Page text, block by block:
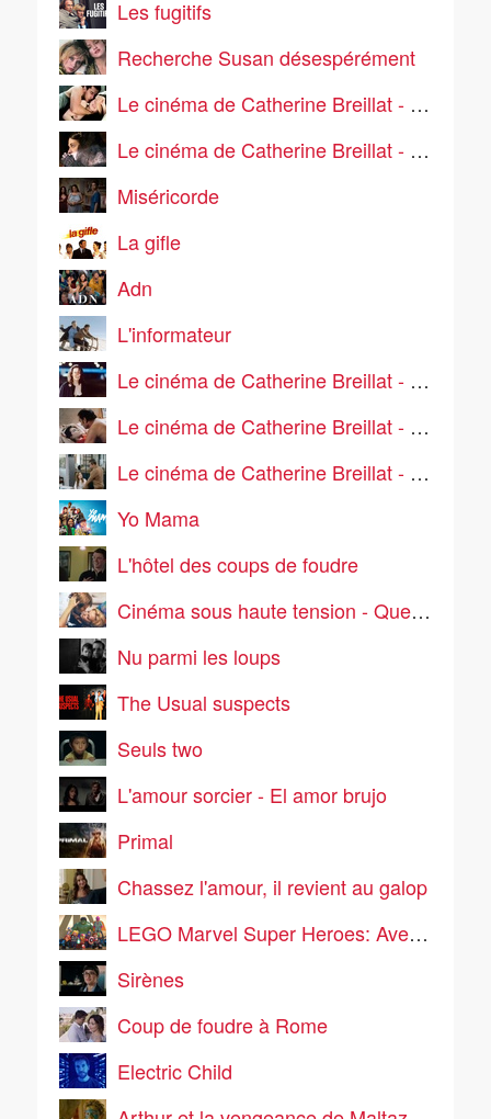
Les fugitifs
Recherche Susan désespérément
Le cinéma de Catherine Breillat - Sex Is Comedy
Le cinéma de Catherine Breillat - Une vieille maîtresse
Miséricorde
La gifle
Adn
L'informateur
Le cinéma de Catherine Breillat - 36 fillette
Le cinéma de Catherine Breillat - Sale comme un ange
Le cinéma de Catherine Breillat - Abus de faiblesse
Yo Mama
L'hôtel des coups de foudre
Cinéma sous haute tension - Que la bête meure
Nu parmi les loups
The Usual suspects
Seuls two
L'amour sorcier - El amor brujo
Primal
Chassez l'amour, il revient au galop
LEGO Marvel Super Heroes: Avengers Reassembled!
Sirènes
Coup de foudre à Rome
Electric Child